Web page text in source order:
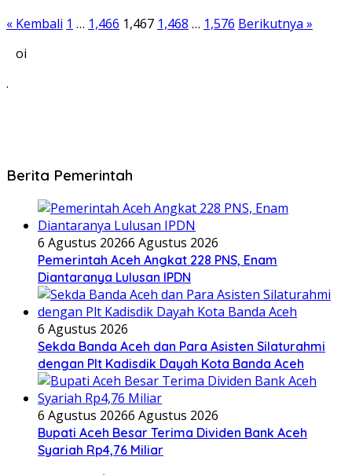
« Kembali 1 … 1,466 1,467 1,468 … 1,576 Berikutnya »
oi
.
Berita Pemerintah
6 Agustus 20266 Agustus 2026
Pemerintah Aceh Angkat 228 PNS, Enam
Diantaranya Lulusan IPDN
6 Agustus 2026
Sekda Banda Aceh dan Para Asisten Silaturahmi
dengan Plt Kadisdik Dayah Kota Banda Aceh
6 Agustus 20266 Agustus 2026
Bupati Aceh Besar Terima Dividen Bank Aceh
Syariah Rp4,76 Miliar